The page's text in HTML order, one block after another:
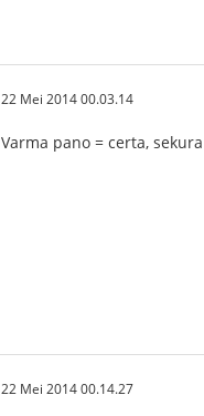
22 Mei 2014 00.03.14
Varma pano = certa,
22 Mei 2014 00.14.27